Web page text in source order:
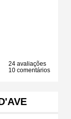
24 avaliações
10 comentários